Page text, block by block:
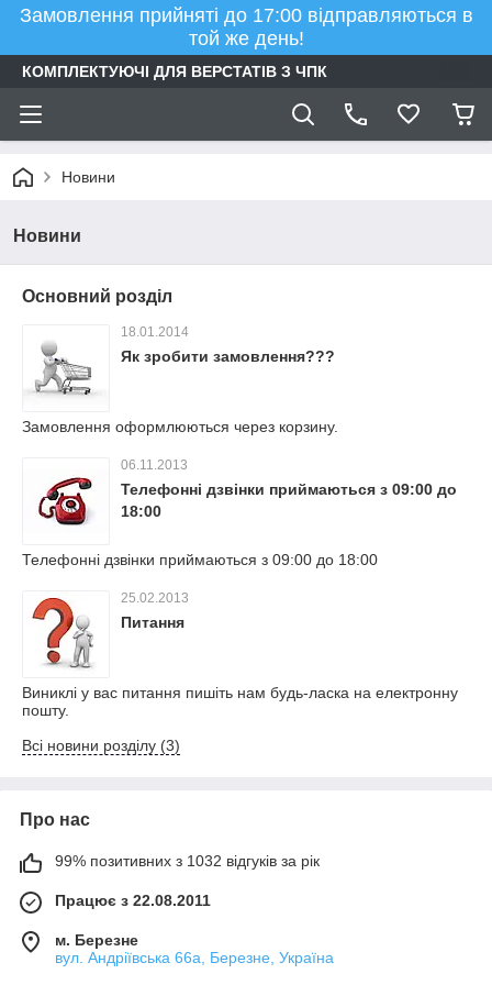
Замовлення прийняті до 17:00 відправляються в
той же день!
КОМПЛЕКТУЮЧІ ДЛЯ ВЕРСТАТІВ З ЧПК
Новини
Новини
Основний розділ
18.01.2014
Як зробити замовлення???
Замовлення оформлюються через корзину.
06.11.2013
Телефонні дзвінки приймаються з 09:00 до
18:00
Телефонні дзвінки приймаються з 09:00 до 18:00
25.02.2013
Питання
Виниклі у вас питання пишіть нам будь-ласка на електронну
пошту.
Всі новини розділу (3)
Про нас
99% позитивних з 1032 відгуків за рік
Працює з 22.08.2011
м. Березне
вул. Андріївська 66а, Березне, Україна